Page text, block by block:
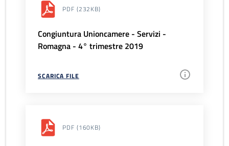
PDF (232KB)
Congiuntura Unioncamere - Servizi -
Romagna - 4° trimestre 2019
SCARICA FILE
PDF (160KB)